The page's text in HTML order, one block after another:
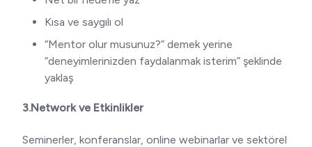
Kısa ve saygılı ol
“Mentor olur musunuz?” demek yerine
“deneyimlerinizden faydalanmak isterim” şeklinde
yaklaş
3.Network ve Etkinlikler
Seminerler, konferanslar, online webinarlar ve sektörel